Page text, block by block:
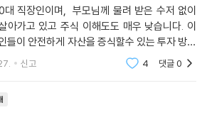
자가 핵심! 월 33만원씩,
액공제 가능!
정산 환급금은 재투자한다
국 ETF 집중투자
담이 적은 ETF 선택할 것!
투자해야 한다면?
직장인이며, 부모님께 물려 받은 수저 없이
아가고 있고 주식 이해도도 매우 낮습니다. 이
들이 안전하게 자산을 증식할수 있는 투자 방법
는 이렇게 하는거야~"라고 설명해주는것 처럼
신고 4 댓글0